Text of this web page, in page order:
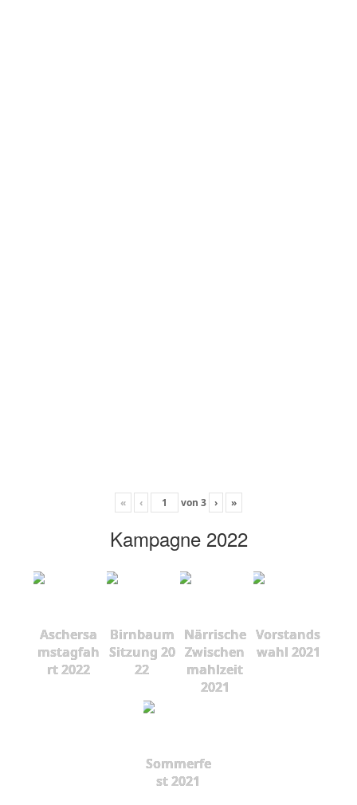
« ‹ von 3 › »
Kampagne 2022
Aschersa
mstagfah
rt 2022
Birnbaum
Sitzung 20
22
Närrische
Zwischen
mahlzeit
2021
Vorstands
wahl 2021
Sommerfe
st 2021